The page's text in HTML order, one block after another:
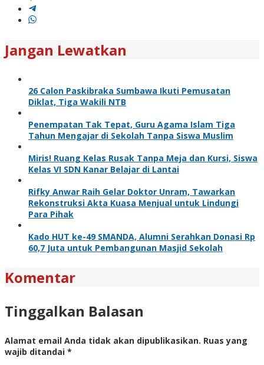
Jangan Lewatkan
26 Calon Paskibraka Sumbawa Ikuti Pemusatan
Diklat, Tiga Wakili NTB
Penempatan Tak Tepat, Guru Agama Islam Tiga
Tahun Mengajar di Sekolah Tanpa Siswa Muslim
Miris! Ruang Kelas Rusak Tanpa Meja dan Kursi, Siswa
Kelas VI SDN Kanar Belajar di Lantai
Rifky Anwar Raih Gelar Doktor Unram, Tawarkan
Rekonstruksi Akta Kuasa Menjual untuk Lindungi
Para Pihak
Kado HUT ke-49 SMANDA, Alumni Serahkan Donasi Rp
60,7 Juta untuk Pembangunan Masjid Sekolah
Komentar
Tinggalkan Balasan
Alamat email Anda tidak akan dipublikasikan. Ruas yang
wajib ditandai *